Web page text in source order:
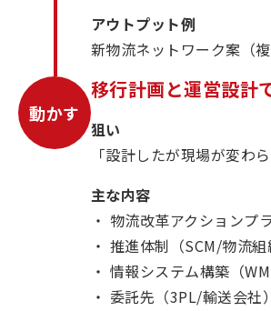
アウトプット例
新物流ネットワーク案（
動かす
移行計画と運営設計
狙い
「設計したが現場が変わ
主な内容
物流改革アクションプ
推進体制（SCM/物流
情報システム構築（
委託先（3PL/輸送会社